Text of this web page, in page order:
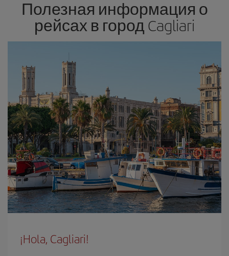
Полезная информация о
рейсах в город Cagliari
¡Hola, Cagliari!